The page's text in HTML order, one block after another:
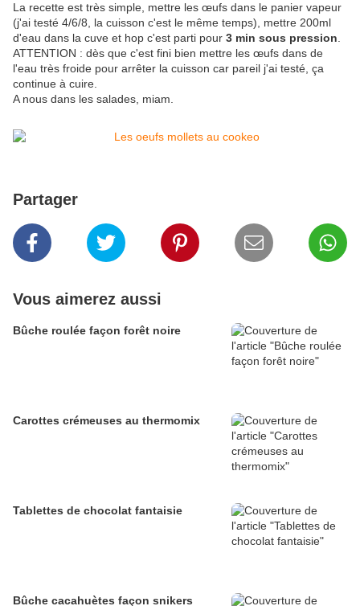
La recette est très simple, mettre les œufs dans le panier vapeur
(j'ai testé 4/6/8, la cuisson c'est le même temps), mettre 200ml
d'eau dans la cuve et hop c'est parti pour 3 min sous pression
ATTENTION : dès que c'est fini bien mettre les œufs dans de
l'eau très froide pour arrêter la cuisson car pareil j'ai testé, ça
continue à cuire.
A nous dans les salades, miam.
Partager
Vous aimerez aussi
Bûche roulée façon forêt noire
Carottes crémeuses au thermomix
Tablettes de chocolat fantaisie
Bûche cacahuètes façon snikers